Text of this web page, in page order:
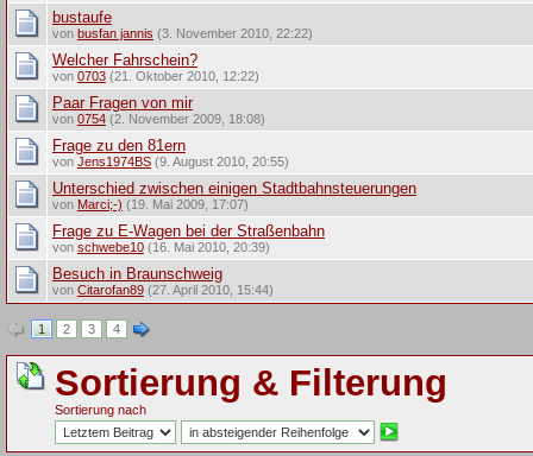
bustaufe
von busfan jannis (3. November 2010, 22:22)
Welcher Fahrschein?
von 0703(21. Oktober 2010, 12:22)
Paar Fragen von mir
von 0754(2. November 2009, 18:08)
Frage zu den 81ern
von Jens1974BS(9. August 2010, 20:55)
Unterschied zwischen einigen Stadtbahnsteuerungen
von Marci;-) (19. Mai 2009, 17:07)
Frage zu E-Wagen bei der Straßenbahn
von schwebe10(16. Mai 2010, 20:39)
Besuch in Braunschweig
von Citarofan89(27. April 2010, 15:44)
1 2 3 4
Sortierung & Filterung
Sortierung nach